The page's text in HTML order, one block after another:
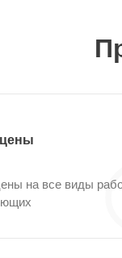
на все виды